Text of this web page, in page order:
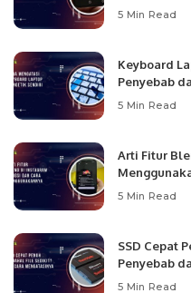
5 Min Read
Keyboard
Penyebab
5 Min Read
Arti Fitur
5 Min Read
SSD Cepat
Penyebab
5 Min Read